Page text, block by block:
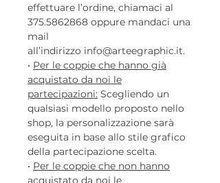
effettuare l’ordine, chiamaci al
375.5862868 oppure mandaci una
mail
all’indirizzo info@arteegraphic.it.
• Per le coppie che hanno già
acquistato da noi le
partecipazioni: Scegliendo un
qualsiasi modello proposto nello
shop, la personalizzazione sarà
eseguita in base allo stile grafico
della partecipazione scelta.
• Per le coppie che non hanno
acquistato da noi le